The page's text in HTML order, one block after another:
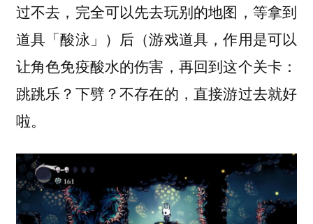
过不去，完全可以先去玩别的地图，等拿到
道具「酸泳」）后（游戏道具，作用是可以
让角色免疫酸水的伤害，再回到这个关卡：
跳跳乐？下劈？不存在的，直接游过去就好
啦。